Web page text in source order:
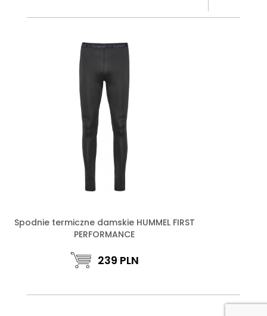
Spodnie termiczne damskie HUMMEL FIRST
PERFORMANCE
239 PLN